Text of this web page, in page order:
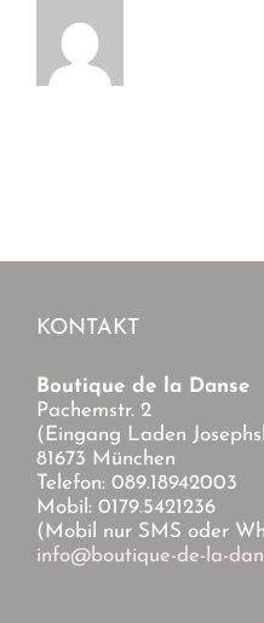
KONTAKT
Boutique de la Danse
Pachemstr. 2
(Eingang Laden
81673 München
Telefon: 089.18942003
Mobil: 0179.5421236
(Mobil nur SMS oder
info@boutique-de-la-